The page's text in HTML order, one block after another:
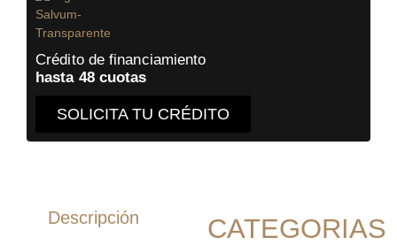
Crédito de financiamiento
hasta 48 cuotas
SOLICITA TU CRÉDITO
Descripción CATEGORIAS